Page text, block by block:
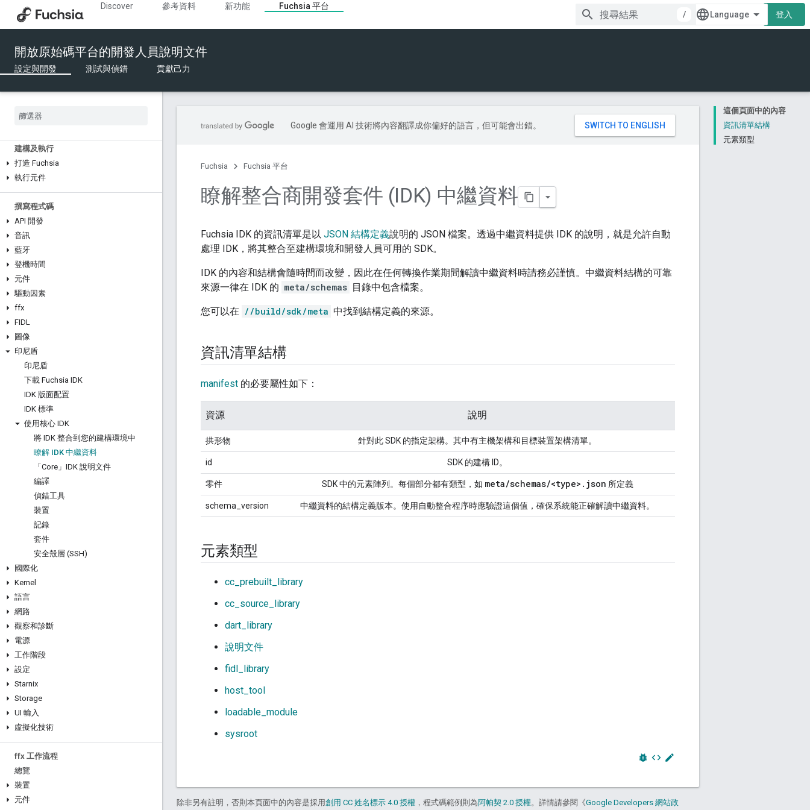
Discover 參考資料 新功能
Fuchsia 平台
/
登入
開放原始碼平台的開發人員說明文件
設定與開發 測試與偵錯 貢獻己力
1. 下載 Fuchsia 原始碼
3. 啟動 Fuchsia 模擬器
設定裝置
Fuchsia 模擬器
建構及執行
打造 Fuchsia
執行元件
撰寫程式碼
API 開發
音訊
藍牙
登機時間
元件
驅動因素
ffx
FIDL
圖像
印尼盾
印尼盾
下載 Fuchsia IDK
IDK 版面配置
IDK 標準
使用核心 IDK
將 IDK 整合到您的建構環境中
瞭解 IDK 中繼資料
「Core」IDK 說明文件
編譯
偵錯工具
裝置
記錄
套件
安全殼層 (SSH)
國際化
Kernel
語言
網路
觀察和診斷
電源
工作階段
設定
Starnix
Storage
UI 輸入
虛擬化技術
ffx 工作流程
總覽
裝置
元件
這個頁面中的內容
資訊清單結構
元素類型
Google 會運用 AI 技術將內容翻譯成你偏好的語言，但可能會出錯。
Fuchsia Fuchsia 平台
瞭解整合商開發套件 (IDK) 中繼資料
Fuchsia IDK 的資訊清單是以 JSON 結構定義說明的 JSON 檔案。透過中繼資料提供 IDK 的說明，就是允許自動
處理 IDK，將其整合至建構環境和開發人員可用的 SDK。
IDK 的內容和結構會隨時間而改變，因此在任何轉換作業期間解讀中繼資料時請務必謹慎。中繼資料結構的可靠
來源一律在 IDK 的 meta/schemas 目錄中包含檔案。
您可以在 //build/sdk/meta 中找到結構定義的來源。
資訊清單結構
manifest 的必要屬性如下：
資源 說明
拱形物 針對此 SDK 的指定架構。其中有主機架構和目標裝置架構清單。
id SDK 的建構 ID。
零件 SDK 中的元素陣列。每個部分都有類型，如 meta/schemas/<type> . json 所定義
schema_version 中繼資料的結構定義版本。使用自動整合程序時應驗證這個值，確保系統能正確解讀中繼資料。
元素類型
cc_prebuilt_library
cc_source_library
dart_library
說明文件
fidl_library
host_tool
loadable_module
sysroot
bug_report code edit
除非另有註明，否則本頁面中的內容是採用創用 CC 姓名標示 4.0 授權 ，程式碼範例則為阿帕契 2.0 授權。詳情請參閱《Google Developers 網站政